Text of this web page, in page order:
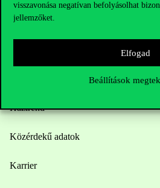
visszavonása negatívan befolyásolhat
jellemzőket.
Elfogad
Beállítások
Házirend
Közérdekű adatok
Karrier